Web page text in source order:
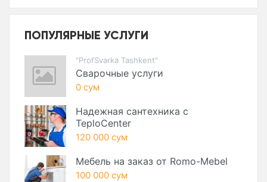
ПОПУЛЯРНЫЕ УСЛУГИ
"ProfSvarka Tashkent"
Сварочные услуги
0 сум
Надежная сантехника с
TeploCenter
120 000 сум
Мебель на заказ от Romo-Mebel
100 000 сум